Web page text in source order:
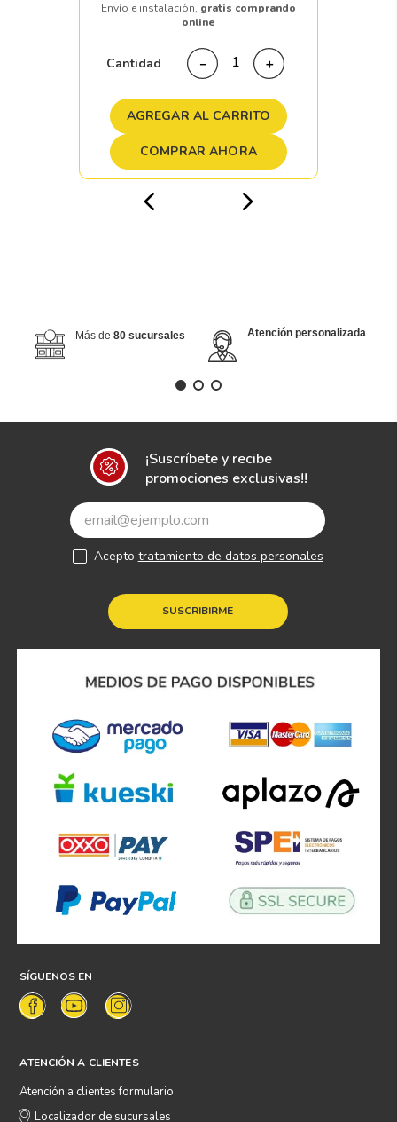
Envío e instalación, gratis comprando
online
Cantidad ＋
－
AGREGAR AL CARRITO
COMPRAR AHORA
Más de 80 sucursales Atención personalizada
¡Suscríbete y recibe
promociones exclusivas!!
SUSCRIBIRME
Acepto tratamiento de datos personales
SÍGUENOS EN
ATENCIÓN A CLIENTES
Atención a clientes formulario
Localizador de sucursales